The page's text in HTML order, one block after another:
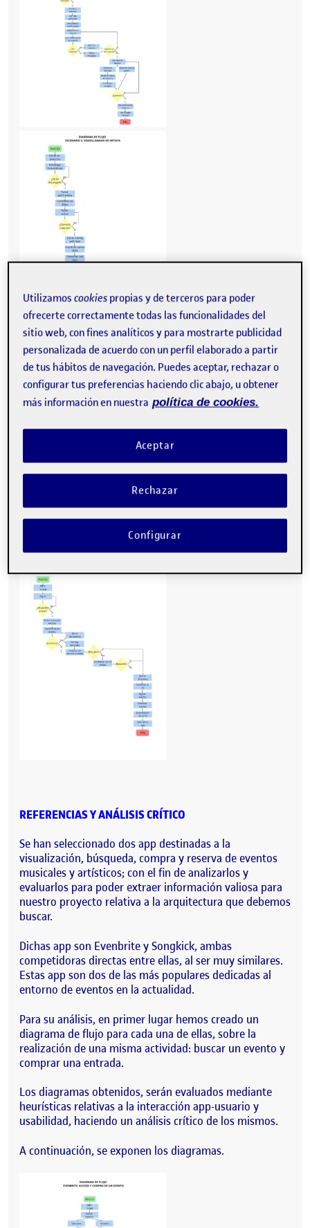
REFERENCIAS Y ANÁLISIS CRÍTICO
Se han seleccionado dos app destinadas a la
visualización, búsqueda, compra y reserva de eventos
musicales y artísticos; con el fin de analizarlos y
evaluarlos para poder extraer información valiosa para
nuestro proyecto relativa a la arquitectura que debemos
buscar.
Dichas app son Evenbrite y Songkick, ambas
competidoras directas entre ellas, al ser muy similares.
Estas app son dos de las más populares dedicadas al
entorno de eventos en la actualidad.
Para su análisis, en primer lugar hemos creado un
diagrama de flujo para cada una de ellas, sobre la
realización de una misma actividad: buscar un evento y
comprar una entrada.
Los diagramas obtenidos, serán evaluados mediante
heurísticas relativas a la interacción app-usuario y
usabilidad, haciendo un análisis crítico de los mismos.
A continuación, se exponen los diagramas.
Utilizamoscookies propias y de terceros para poder
ofrecerte correctamente todas las funcionalidades del
sitio web, con fines analíticos y para mostrarte publicidad
personalizada de acuerdo con un perfil elaborado a partir
de tus hábitos de navegación. Puedes aceptar, rechazar o
configurar tus preferencias haciendo clic abajo, u obtener
más información en nuestra política de cookies.
Rechazar
Aceptar
Configurar